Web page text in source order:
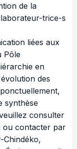
de la
trice-s
liées aux
Pôle
en
des
synthèse
consulter
ou contacter par
Chindéko,